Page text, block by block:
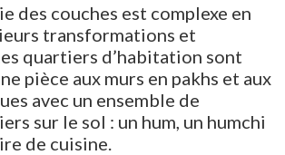
des couches est complexe en
transformations et
quartiers d’habitation sont
pièce aux murs en pakhs et aux
avec un ensemble de
sur le sol : un hum, un humchi
de cuisine.